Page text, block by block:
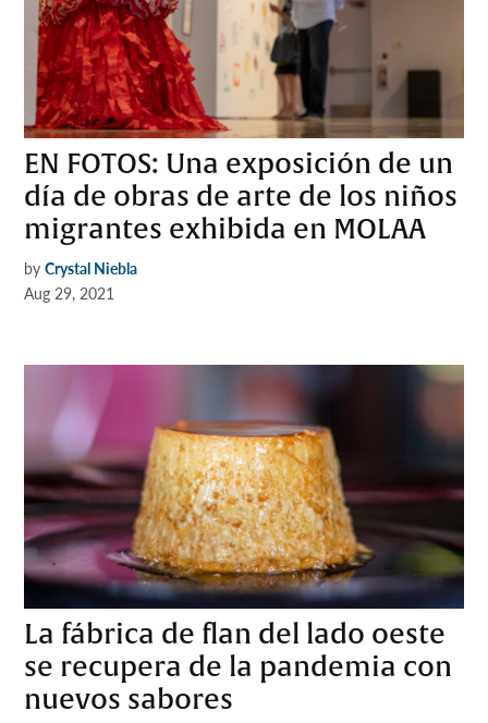
EN FOTOS: Una exposición de un
día de obras de arte de los niños
migrantes exhibida en MOLAA
by Crystal Niebla
Aug 29, 2021
La fábrica de flan del lado oeste
se recupera de la pandemia con
nuevos sabores